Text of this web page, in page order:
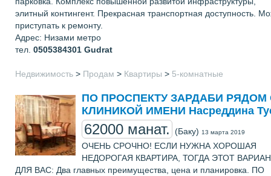
элитный контингент. Прекрасная транспортная доступность.
приступать к ремонту.
Адрес: Низами метро
тел. 0505384301 Gudrat
Недвижимость > Продам > Квартиры > 5-комнатные
ПО ПРОСПЕКТУ ЗАРДАБИ РЯДОМ
КЛИНИКОЙ ИМЕНИ Насреддина
62000 манат. (Баку) 13 марта 2019
ОЧЕНЬ СРОЧНО! ЕСЛИ НУЖНА ХОРОШАЯ
НЕДОРОГАЯ КВАРТИРА, ТОГДА ЭТОТ
ДЛЯ ВАС: Два главных преимущества, цена и планировка. ПО